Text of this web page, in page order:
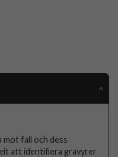
fall och dess
att identifiera gravyrer